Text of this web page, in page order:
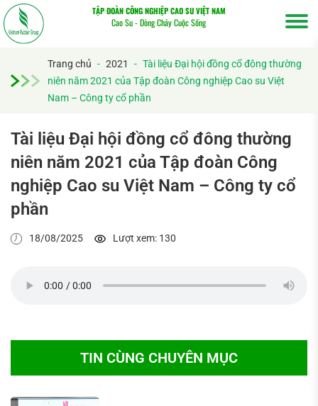
TẬP ĐOÀN CÔNG NGHIỆP CAO SU VIỆT NAM
Cao Su - Dòng Chảy Cuộc Sống
Trang chủ - 2021 - Tài liệu Đại hội đồng cổ đông thường
niên năm 2021 của Tập đoàn Công nghiệp Cao su Việt
Nam – Công ty cổ phần
Tài liệu Đại hội đồng cổ đông thường
niên năm 2021 của Tập đoàn Công
nghiệp Cao su Việt Nam – Công ty cổ
phần
18/08/2025 Lượt xem: 130
TIN CÙNG CHUYÊN MỤC
Tìm